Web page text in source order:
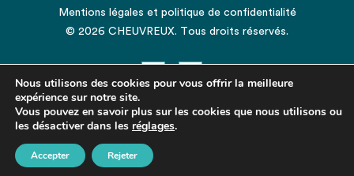
Partagez cet article
Mentions légales et politique de confidentialité
© 2026 CHEUVREUX. Tous droits réservés.
Revenir en haut de la page
Nous utilisons des cookies pour vous offrir la meilleure
expérience sur notre site.
Vous pouvez en savoir plus sur les cookies que nous utilisons ou
les désactiver dans les réglages.
Accepter Rejeter